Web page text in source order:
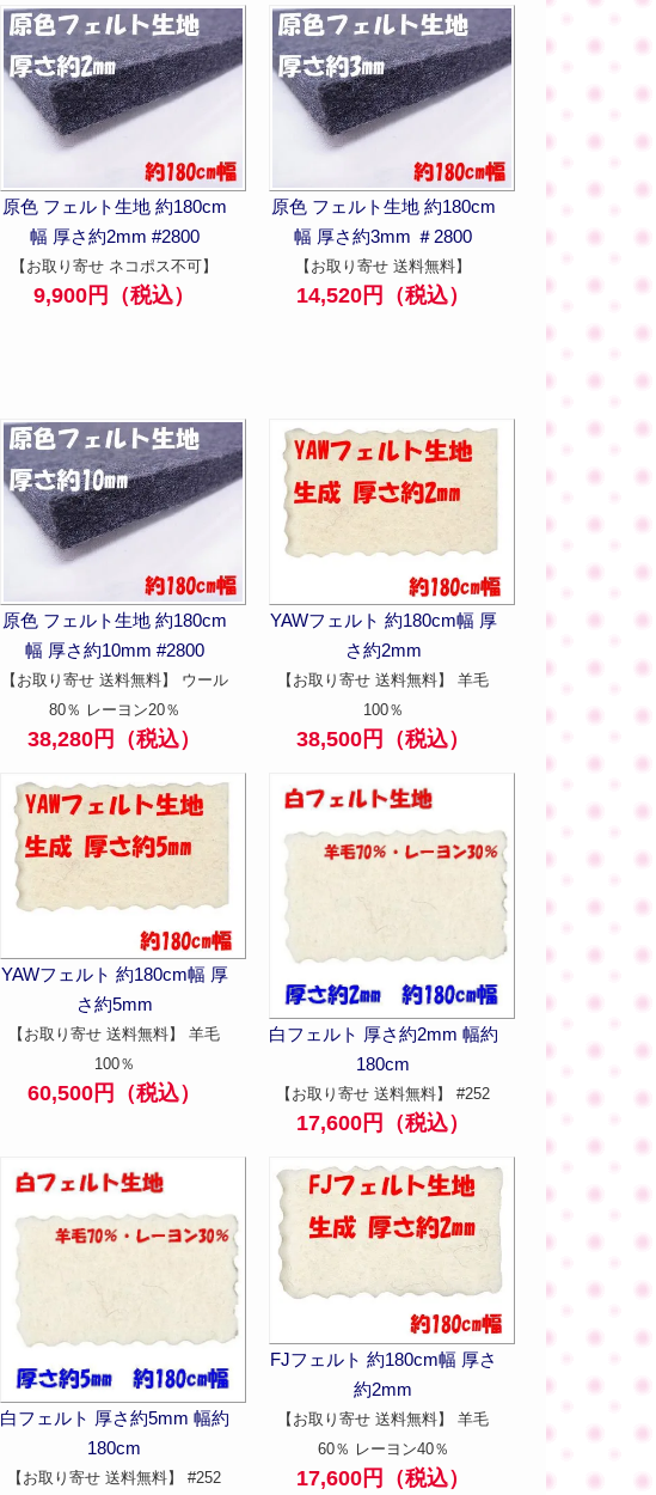
原色 フェルト生地 約180cm
幅 厚さ約2mm #2800
【お取り寄せ ネコポス不可】
9,900円（税込）
原色 フェルト生地 約180cm
幅 厚さ約3mm ＃2800
【お取り寄せ 送料無料】
14,520円（税込）
原色 フェルト生地 約180cm
幅 厚さ約10mm #2800
【お取り寄せ 送料無料】 ウール
80％ レーヨン20％
38,280円（税込）
YAWフェルト 約180cm幅 厚
さ約2mm
【お取り寄せ 送料無料】 羊毛
100％
38,500円（税込）
YAWフェルト 約180cm幅 厚
さ約5mm
【お取り寄せ 送料無料】 羊毛
100％
60,500円（税込）
白フェルト 厚さ約2mm 幅約
180cm
【お取り寄せ 送料無料】 #252
17,600円（税込）
白フェルト 厚さ約5mm 幅約
180cm
【お取り寄せ 送料無料】 #252
FJフェルト 約180cm幅 厚さ
約2mm
【お取り寄せ 送料無料】 羊毛
60％ レーヨン40％
17,600円（税込）